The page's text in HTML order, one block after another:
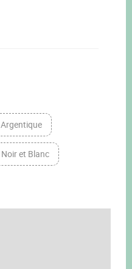
Argentique
Noir et Blanc